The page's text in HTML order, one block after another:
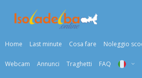
Home Last minute Cosa fare Noleggio
Webcam Annunci Traghetti FAQ